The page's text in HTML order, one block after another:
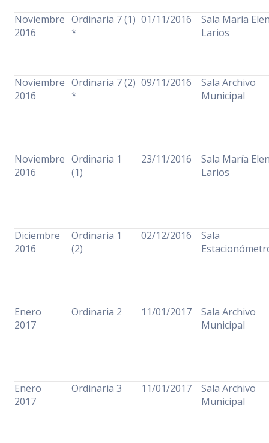
Noviembre
2016
Ordinaria 7 (1)
*
01/11/2016
Sala María
Larios
Noviembre
2016
Ordinaria 7 (2)
*
09/11/2016
Sala Archivo
Municipal
Noviembre
2016
Ordinaria 1
(1)
23/11/2016
Sala María
Larios
Diciembre
2016
Ordinaria 1
(2)
02/12/2016
Sala
Enero
2017
Ordinaria 2 11/01/2017
Sala Archivo
Municipal
Enero
2017
Ordinaria 3 11/01/2017
Sala Archivo
Municipal